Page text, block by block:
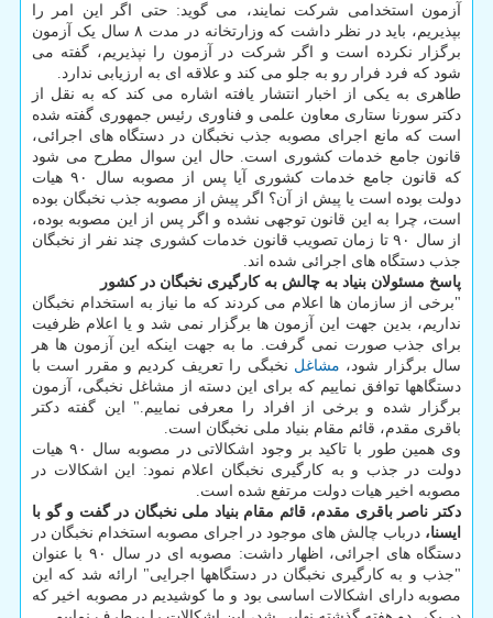
آزمون استخدامی شرکت نمایند، می گوید: حتی اگر این امر را
بپذیریم، باید در نظر داشت که وزارتخانه در مدت ۸ سال یک آزمون
برگزار نکرده است و اگر شرکت در آزمون را نپذیریم، گفته می
شود که فرد فرار رو به جلو می کند و علاقه ای به ارزیابی ندارد.
طاهری به یکی از اخبار انتشار یافته اشاره می کند که به نقل از
دکتر سورنا ستاری معاون علمی و فناوری رئیس جمهوری گفته شده
است که مانع اجرای مصوبه جذب نخبگان در دستگاه های اجرائی،
قانون جامع خدمات کشوری است. حال این سوال مطرح می شود
که قانون جامع خدمات کشوری آیا پس از مصوبه سال ۹۰ هیات
دولت بوده است یا پیش از آن؟ اگر پیش از مصوبه جذب نخبگان بوده
است، چرا به این قانون توجهی نشده و اگر پس از این مصوبه بوده،
از سال ۹۰ تا زمان تصویب قانون خدمات کشوری چند نفر از نخبگان
جذب دستگاه های اجرائی شده اند.
پاسخ مسئولان بنیاد به چالش به کارگیری نخبگان در کشور
"برخی از سازمان ها اعلام می کردند که ما نیاز به استخدام نخبگان
نداریم، بدین جهت این آزمون ها برگزار نمی شد و یا اعلام ظرفیت
برای جذب صورت نمی گرفت. ما به جهت اینکه این آزمون ها هر
سال برگزار شود، مشاغل نخبگی را تعریف کردیم و مقرر است با
دستگاهها توافق نماییم که برای این دسته از مشاغل نخبگی، آزمون
برگزار شده و برخی از افراد را معرفی نماییم." این گفته دکتر
باقری مقدم، قائم مقام بنیاد ملی نخبگان است.
وی همین طور با تاکید بر وجود اشکالاتی در مصوبه سال ۹۰ هیات
دولت در جذب و به کارگیری نخبگان اعلام نمود: این اشکالات در
مصوبه اخیر هیات دولت مرتفع شده است.
دکتر ناصر باقری مقدم، قائم مقام بنیاد ملی نخبگان در گفت و گو با
ایسنا، درباب چالش های موجود در اجرای مصوبه استخدام نخبگان در
دستگاه های اجرائی، اظهار داشت: مصوبه ای در سال ۹۰ با عنوان
"جذب و به کارگیری نخبگان در دستگاهها اجرایی" ارائه شد که این
مصوبه دارای اشکالات اساسی بود و ما کوشیدیم در مصوبه اخیر که